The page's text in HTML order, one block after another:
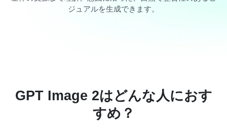
ジュアルを生成できます。
GPT Image 2はどんな人におす
すめ？